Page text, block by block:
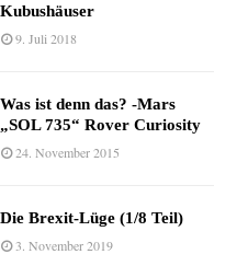
Kubushäuser
9. Juli 2018
Was ist denn das? -Mars
„SOL 735“ Rover Curiosity
24. November 2015
Die Brexit-Lüge (1/8 Teil)
3. November 2019